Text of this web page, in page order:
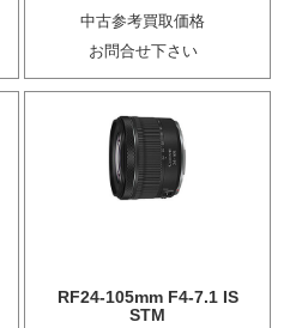
中古参考買取価格
お問合せ下さい
RF24-105mm F4-7.1 IS
STM